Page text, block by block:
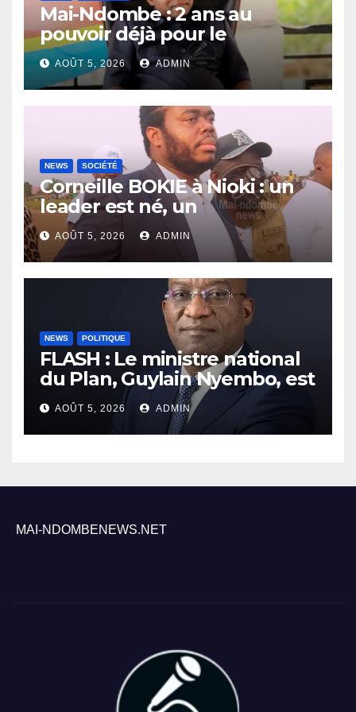
Mai-Ndombe : 2 ans au
pouvoir déjà pour le
Gouverneur Nkoso Kevani
AOÛT 5, 2026 ADMIN
NEWS SOCIÉTÉ
Corneille BOKIE à Nioki : un
leader est né, un
entrepreneur leur est donné
AOÛT 5, 2026 ADMIN
NEWS POLITIQUE
FLASH : Le ministre national
du Plan, Guylain Nyembo, est
arrivé ce mercredi à Inongo
AOÛT 5, 2026 ADMIN
MAI-NDOMBENEWS.NET